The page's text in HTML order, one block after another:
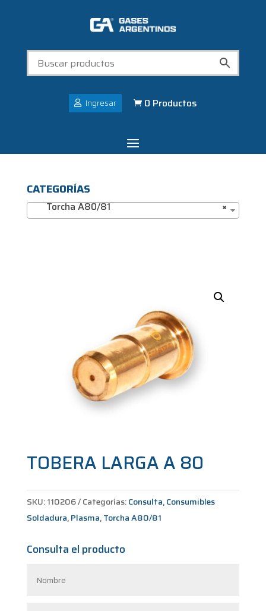
Ingresar  0 Productos
CATEGORÍAS
×
Torcha A80/81
TOBERA LARGA A 80
SKU:110206 Categorías:Consulta,Consumibles
Soldadura,Plasma,Torcha A80/81
Consulta el producto